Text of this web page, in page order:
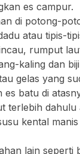
es campur.
di potong-
atau tipis-
rumput
kaling dan
gelas yang
es batu di
terlebih
kental
lain seperti